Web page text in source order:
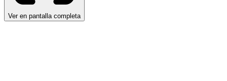
Ver en pantalla completa